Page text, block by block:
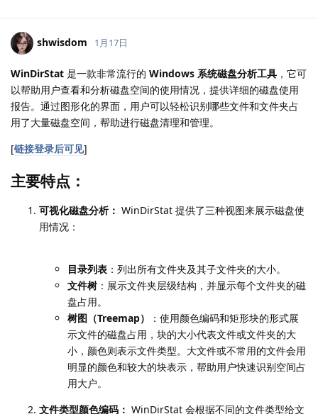
shwisdom 1月17日
WinDirStat 是一款非常流行的 Windows 系统磁盘分析工具 ，它可
以帮助用户查看和分析磁盘空间的使用情况，提供详细的磁盘使用
报告。通过图形化的界面，用户可以轻松识别哪些文件和文件夹占
用了大量磁盘空间，帮助进行磁盘清理和管理。
[链接登录后可见]
主要特点：
可视化磁盘分析： WinDirStat 提供了三种视图来展示磁盘使
用情况：
目录列表 ：列出所有文件夹及其子文件夹的大小。
文件树 ：展示文件夹层级结构，并显示每个文件夹的磁
盘占用。
树图（Treemap）
：使用颜色编码和矩形块的形式展
示文件的磁盘占用，块的大小代表文件或文件夹的大
小，颜色则表示文件类型。大文件或不常用的文件会用
明显的颜色和较大的块表示，帮助用户快速识别空间占
用大户。
文件类型颜色编码： WinDirStat 会根据不同的文件类型给文